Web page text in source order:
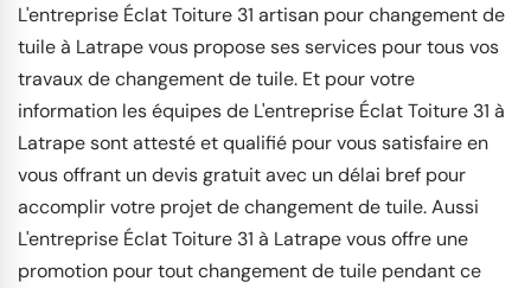
L'entreprise Éclat Toiture 31 artisan pour changement de
tuile à Latrape vous propose ses services pour tous vos
travaux de changement de tuile. Et pour votre
information les équipes de L'entreprise Éclat Toiture 31 à
Latrape sont attesté et qualifié pour vous satisfaire en
vous offrant un devis gratuit avec un délai bref pour
accomplir votre projet de changement de tuile. Aussi
L'entreprise Éclat Toiture 31 à Latrape vous offre une
promotion pour tout changement de tuile pendant ce